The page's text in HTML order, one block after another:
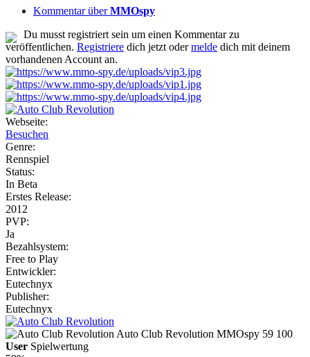
Kommentar überMMOspy
Du musst registriert sein um einen Kommentar zu
veröffentlichen. Registriere dich jetzt odermelde dich mit deinem
vorhandenen Account an.
Webseite:
Besuchen
Genre:
Rennspiel
Status:
In Beta
Erstes Release:
2012
PVP:
Ja
Bezahlsystem:
Free to Play
Entwickler:
Eutechnyx
Publisher:
Eutechnyx
Auto Club Revolution MMOspy 59 100
User Spielwertung